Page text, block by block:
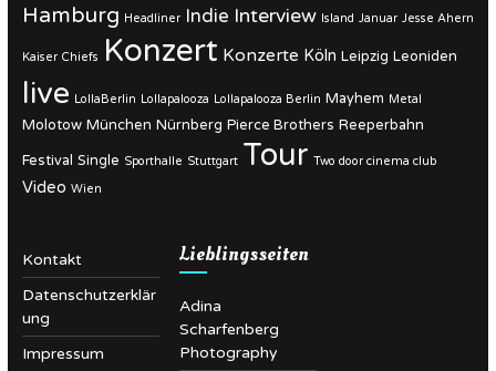
Hamburg Headliner Indie Interview Island Januar Jesse Ahern
Kaiser Chiefs Konzert Konzerte Köln Leipzig Leoniden
live LollaBerlin Lollapalooza Lollapalooza Berlin Mayhem Metal
Molotow München Nürnberg Pierce Brothers Reeperbahn
Festival Single Sporthalle Stuttgart Tour Two door cinema club
Video Wien
Kontakt
Datenschutzerklär
ung
Impressum
Lieblingsseiten
Adina
Scharfenberg
Photography